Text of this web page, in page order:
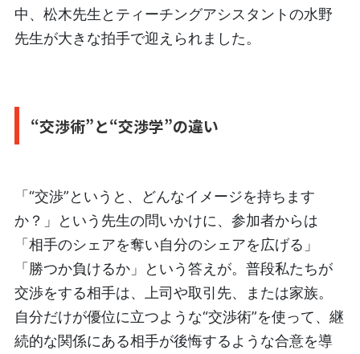
中、松木先生とティーチングアシスタントの水野
先生が大きな拍手で迎えられました。
“交渉術”と“交渉学”の違い
「“交渉”というと、どんなイメージを持ちます
か？」という先生の問いかけに、参加者からは
「相手のシェアを奪い自分のシェアを広げる」
「勝つか負けるか」という答えが。普段私たちが
交渉をする相手は、上司や取引先、または家族。
自分だけが優位に立つような“交渉術”を使って、継
続的な関係にある相手が後悔するような合意を導